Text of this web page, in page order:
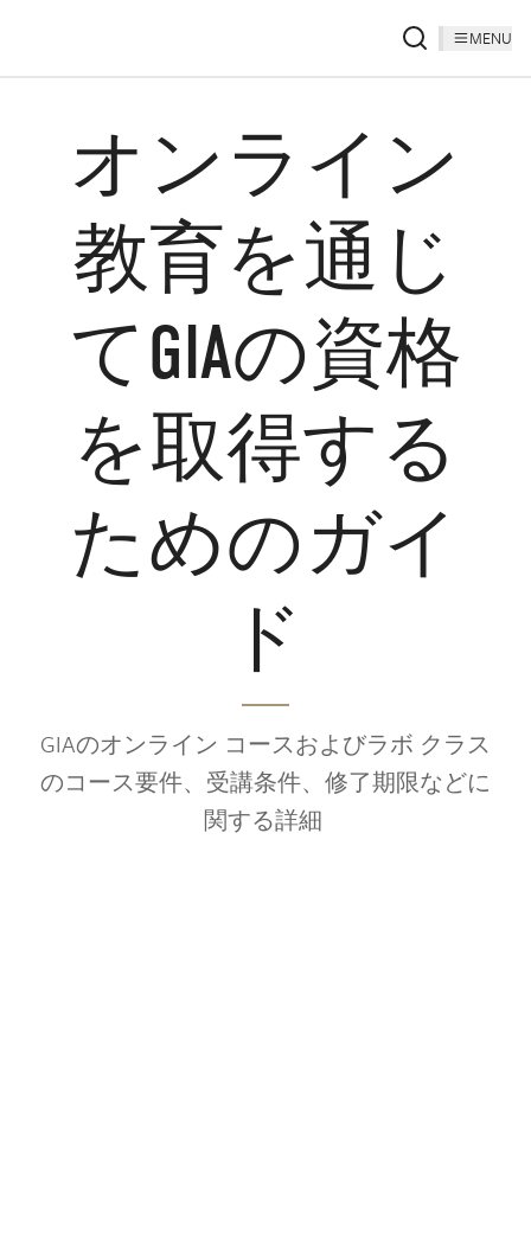
MENU
オンライン
教育を通じ
てGIAの資格
を取得する
ためのガイ
ド
GIAのオンライン コースおよびラボ クラス
のコース要件、受講条件、修了期限などに
関する詳細